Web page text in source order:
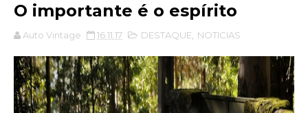
O importante é o espírito
Auto Vintage 16.11.17 DESTAQUE NOTICIAS